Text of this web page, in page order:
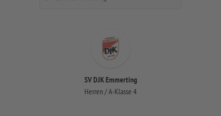
SV DJK Emmerting
Herren / A-Klasse 4